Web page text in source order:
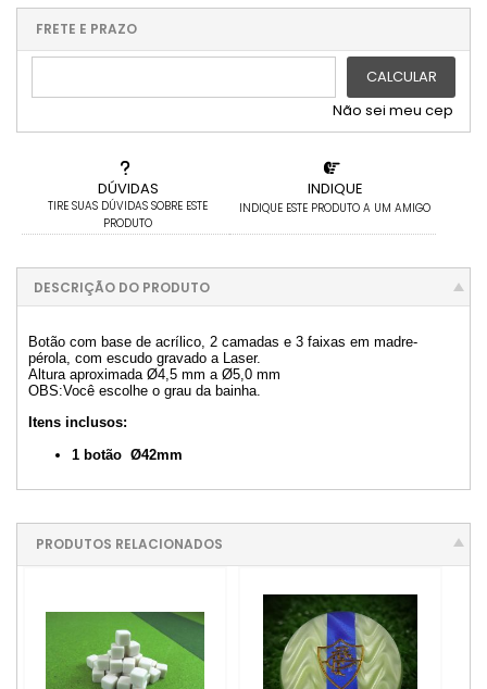
DÚVIDAS
TIRE SUAS DÚVIDAS SOBRE ESTE
PRODUTO
INDIQUE
INDIQUE ESTE PRODUTO A UM AMIGO
5x com juros de R$ 6,66
.
.
...
...
FRETE E PRAZO
CALCULAR
Não sei meu cep
DESCRIÇÃO DO PRODUTO
Botão com base de acrílico, 2 camadas e 3 faixas em madre-
pérola, com escudo gravado a Laser.
Altura aproximada Ø4,5 mm a Ø5,0 mm
OBS:Você escolhe o grau da bainha.
Itens inclusos:
1 botão Ø42mm
PRODUTOS RELACIONADOS